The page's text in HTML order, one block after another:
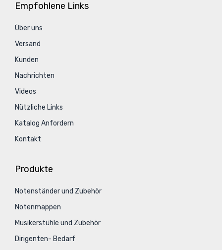
Empfohlene Links
Über uns
Versand
Kunden
Nachrichten
Videos
Nützliche Links
Katalog Anfordern
Kontakt
Produkte
Notenständer und Zubehör
Notenmappen
Musikerstühle und Zubehör
Dirigenten- Bedarf